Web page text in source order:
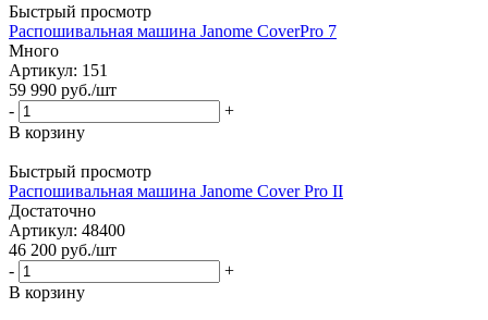
Быстрый просмотр
Распошивальная машина Janome CoverPro 7
Много
Артикул: 151
59 990 руб./шт
-
+
В корзину
Быстрый просмотр
Распошивальная машина Janome Cover Pro II
Достаточно
Артикул: 48400
46 200 руб./шт
-
+
В корзину